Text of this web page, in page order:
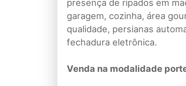
presença de ripados em
garagem, cozinha, área
qualidade, persianas
fechadura eletrônica.
Venda na modalidade